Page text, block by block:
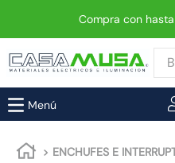
Compra con
ENCHUFES E